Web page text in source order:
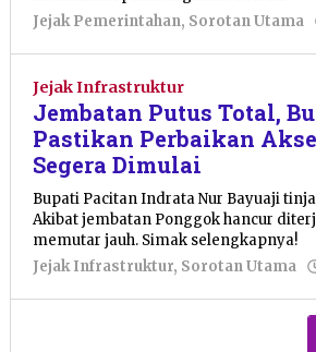
Jejak Pemerintahan, Sorotan Utama
Jejak Infrastruktur
Jembatan Putus Total,
Pastikan Perbaikan
Segera Dimulai
Bupati Pacitan Indrata Nur Bayuaji
Akibat jembatan Ponggok hancur
memutar jauh. Simak selengkapnya!
Jejak Infrastruktur, Sorotan Utama